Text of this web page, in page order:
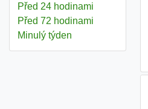
Před 24 hodinami
Před 72 hodinami
Minulý týden